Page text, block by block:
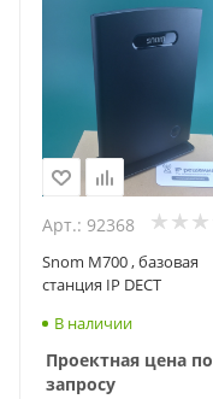
Арт.: 92368
Snom M700 , базовая
станция IP DECT
В наличии
Проектная цена по
запросу